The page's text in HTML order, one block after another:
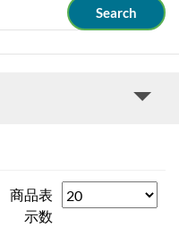
商品表
示数